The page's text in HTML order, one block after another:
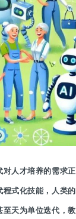
对人才培养的需
式化技能，人类
天为单位迭代，